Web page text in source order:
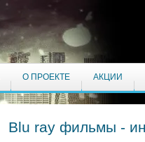
О ПРОЕКТЕ АКЦИИ
Blu ray фильмы -